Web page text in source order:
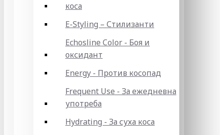
коса
E-Styling – Стилизанти
Echosline Color - Боя и
оксидант
Energy - Против косопад
Frequent Use - За ежедневна
употреба
Hydrating - За суха коса